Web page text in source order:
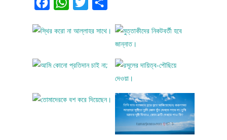
FacebookWhatsApp
Twitter